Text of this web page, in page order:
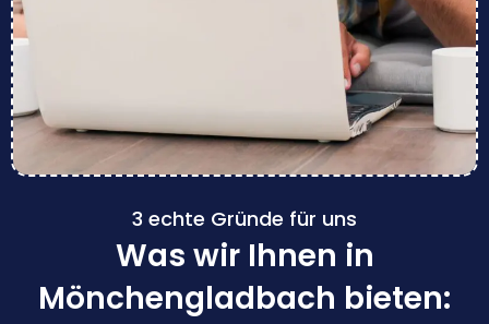
3 echte Gründe für uns
Was wir Ihnen in
Mönchengladbach bieten: